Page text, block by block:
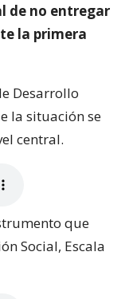
de no entregar
la primera
Desarrollo
la situación se
central.
que
Social, Escala